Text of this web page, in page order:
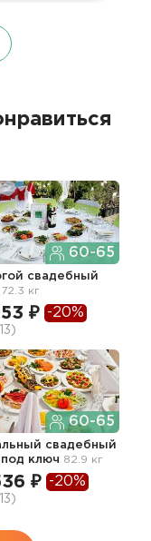
60-65
свадебный
72.3 кг
₽ -20%
60-65
свадебный
ключ 82.9 кг
₽ -20%